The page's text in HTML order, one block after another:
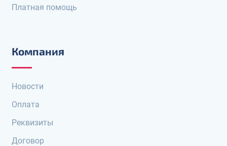
Платная помощь
Компания
Новости
Оплата
Реквизиты
Договор